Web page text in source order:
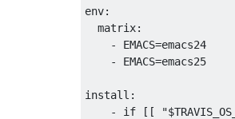
env:
  matrix
:
-
EMACS=emacs24
-
EMACS=emacs25
install :
-
if [[